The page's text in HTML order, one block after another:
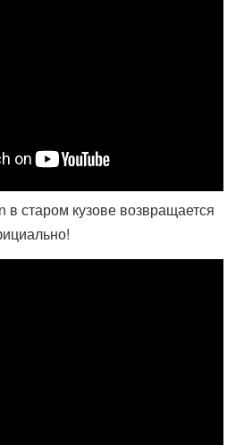
старом кузове возвращается